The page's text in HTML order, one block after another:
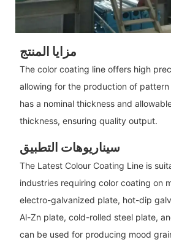
مزايا المنتج
The color coating line offers high
allowing for the production of
has a nominal thickness and
thickness, ensuring quality output.
سيناريوهات التطبيق
The Latest Colour Coating Line is
industries requiring color coating on
electro-galvanized plate, hot-dip
Al-Zn plate, cold-rolled steel plate,
can be used for producing mood